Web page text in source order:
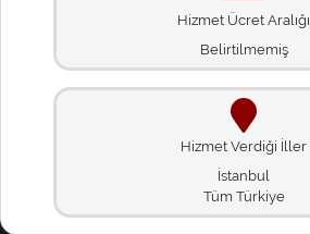
Hizmet Ücret Aralığı
Belirtilmemiş
Hizmet Verdiği İller
İstanbul
Tüm Türkiye